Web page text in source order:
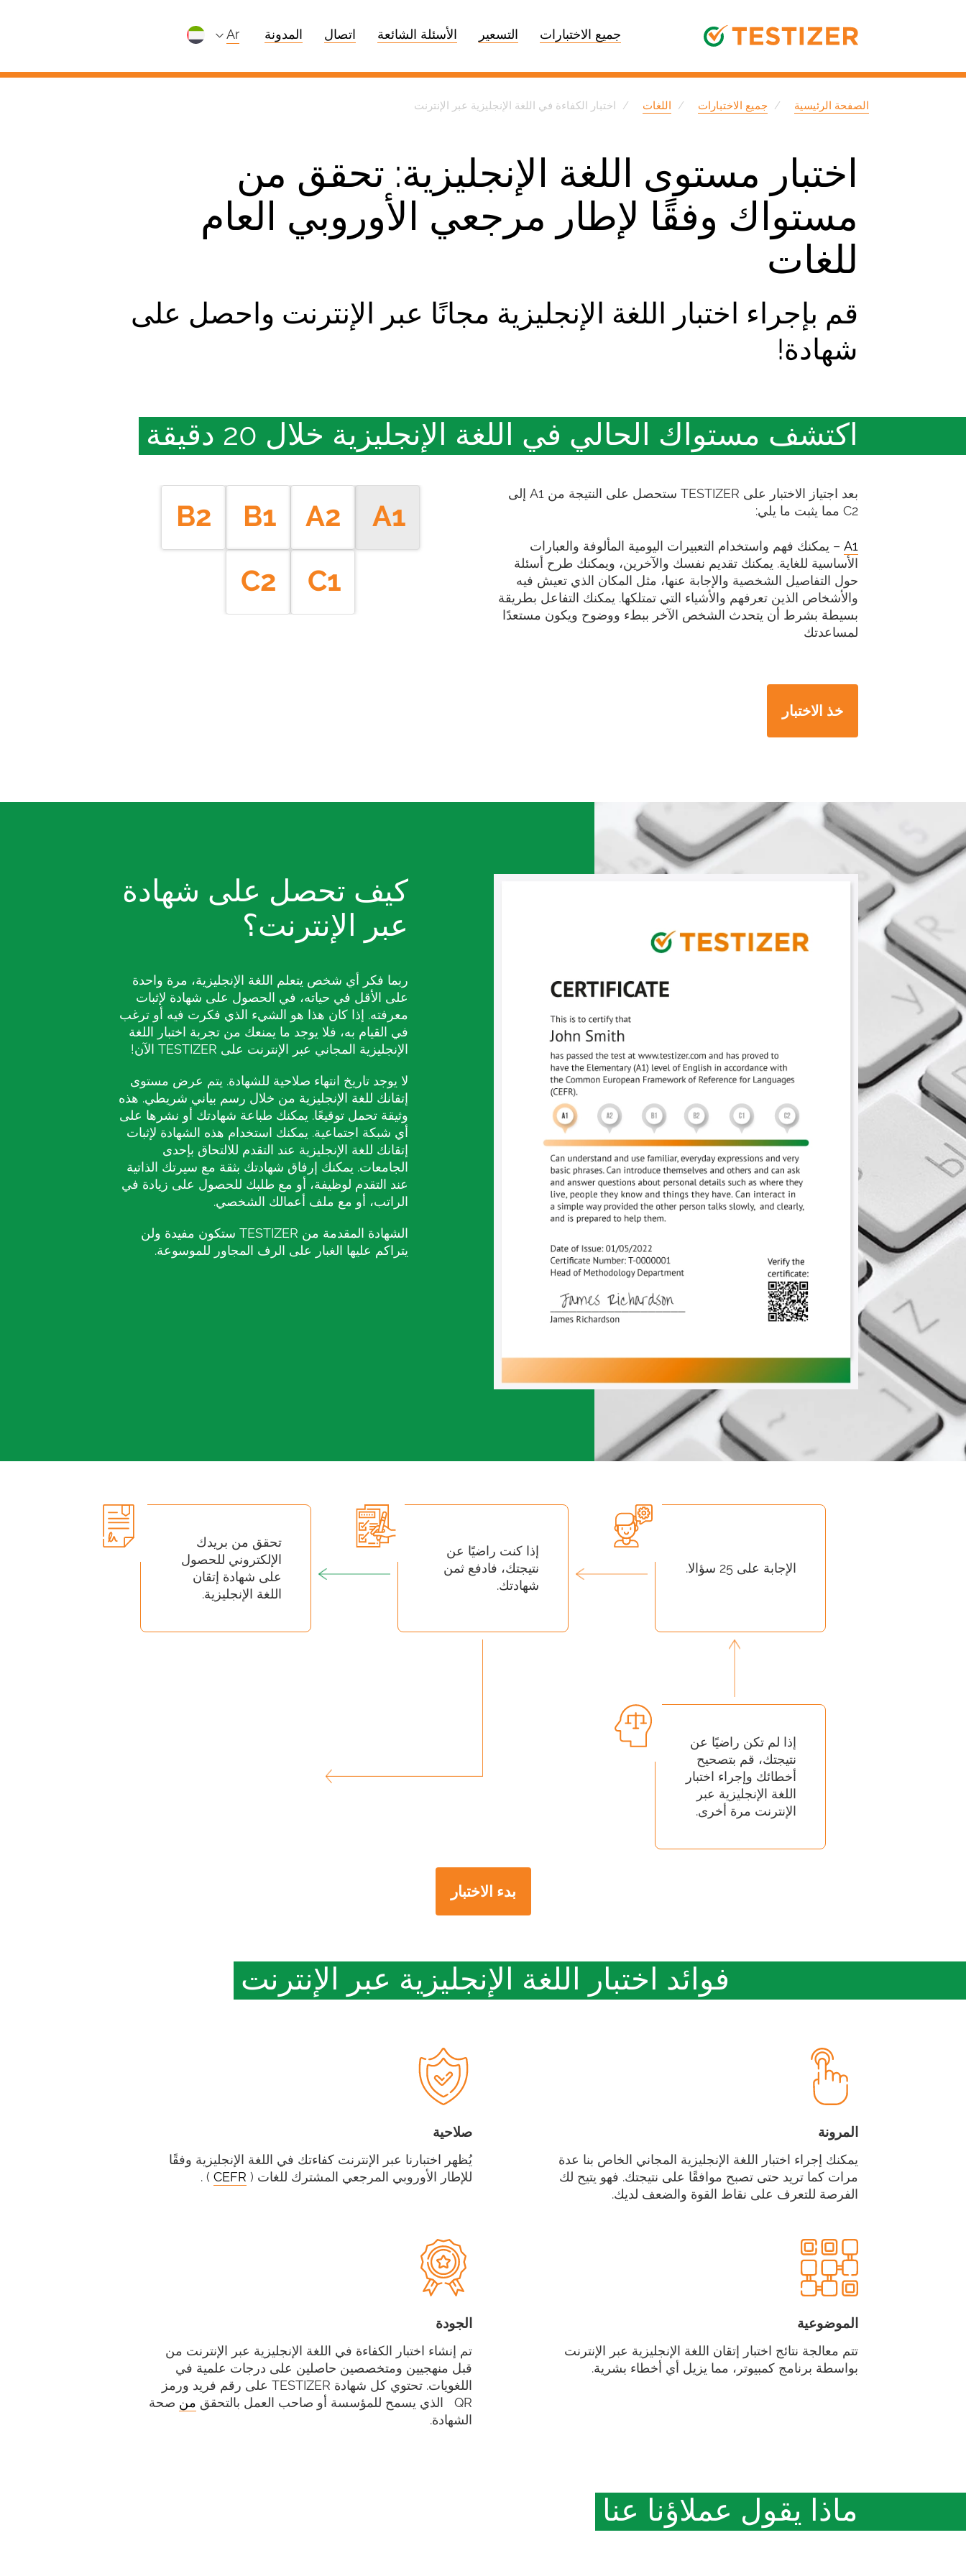
جميع الاختبارات التسعير الأسئلة الشائعة اتصال المدونة ar
الصفحة الرئيسية جميع الاختبارات اللغات اختبار الكفاءة في اللغة الإنجليزية عبر الإنترنت
اختبار مستوى اللغة الإنجليزية: تحقق من
مستواك وفقًا لإطار مرجعي الأوروبي العام
للغات
قم بإجراء اختبار اللغة الإنجليزية مجانًا عبر الإنترنت واحصل على
شهادة!
اكتشف مستواك الحالي في اللغة الإنجليزية خلال 20 دقيقة
بعد اجتياز الاختبار على TESTIZER ستحصل على النتيجة من A1 إلى
C2 مما يثبت ما يلي:
A1 – يمكنك فهم واستخدام التعبيرات اليومية المألوفة والعبارات
الأساسية للغاية. يمكنك تقديم نفسك والآخرين، ويمكنك طرح أسئلة
حول التفاصيل الشخصية والإجابة عنها، مثل المكان الذي تعيش فيه
والأشخاص الذين تعرفهم والأشياء التي تمتلكها. يمكنك التفاعل بطريقة
بسيطة بشرط أن يتحدث الشخص الآخر ببطء ووضوح ويكون مستعدًا
لمساعدتك
A1
A2
B1
B2
C1
C2
خذ الاختبار
كيف تحصل على شهادة
عبر الإنترنت؟
ربما فكر أي شخص يتعلم اللغة الإنجليزية، مرة واحدة
على الأقل في حياته، في الحصول على شهادة لإثبات
معرفته. إذا كان هذا هو الشيء الذي فكرت فيه أو ترغب
في القيام به، فلا يوجد ما يمنعك من تجربة اختبار اللغة
الإنجليزية المجاني عبر الإنترنت على TESTIZER الآن!
لا يوجد تاريخ انتهاء صلاحية للشهادة. يتم عرض مستوى
إتقانك للغة الإنجليزية من خلال رسم بياني شريطي. هذه
وثيقة تحمل توقيعًا. يمكنك طباعة شهادتك أو نشرها على
أي شبكة اجتماعية. يمكنك استخدام هذه الشهادة لإثبات
إتقانك للغة الإنجليزية عند التقدم للالتحاق بإحدى
الجامعات. يمكنك إرفاق شهادتك بثقة مع سيرتك الذاتية
عند التقدم لوظيفة، أو مع طلبك للحصول على زيادة في
الراتب، أو مع ملف أعمالك الشخصي.
الشهادة المقدمة من TESTIZER ستكون مفيدة ولن
يتراكم عليها الغبار على الرف المجاور للموسوعة.
الإجابة على 25 سؤالا.
إذا كنت راضيًا عن
نتيجتك، فادفع ثمن
شهادتك.
تحقق من بريدك
الإلكتروني للحصول
على شهادة إتقان
اللغة الإنجليزية.
إذا لم تكن راضيًا عن
نتيجتك، قم بتصحيح
أخطائك وإجراء اختبار
اللغة الإنجليزية عبر
الإنترنت مرة أخرى.
بدء الاختبار
فوائد اختبار اللغة الإنجليزية عبر الإنترنت
المرونة
يمكنك إجراء اختبار اللغة الإنجليزية المجاني الخاص بنا عدة
مرات كما تريد حتى تصبح موافقًا على نتيجتك. فهو يتيح لك
الفرصة للتعرف على نقاط القوة والضعف لديك.
صلاحية
يُظهر اختبارنا عبر الإنترنت كفاءتك في اللغة الإنجليزية وفقًا
للإطار الأوروبي المرجعي المشترك للغات ( CEFR
) .
الموضوعية
تتم معالجة نتائج اختبار إتقان اللغة الإنجليزية عبر الإنترنت
بواسطة برنامج كمبيوتر، مما يزيل أي أخطاء بشرية.
الجودة
تم إنشاء اختبار الكفاءة في اللغة الإنجليزية عبر الإنترنت من
قبل منهجيين ومتخصصين حاصلين على درجات علمية في
اللغويات. تحتوي كل شهادة TESTIZER على رقم فريد ورمز
QR الذي يسمح للمؤسسة أو صاحب العمل بالتحقق
من صحة
الشهادة.
ماذا يقول عملاؤنا عنا